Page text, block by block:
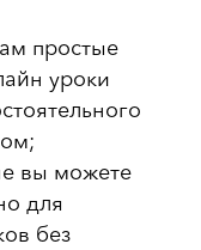
простые
уроки
вы можете
для
без